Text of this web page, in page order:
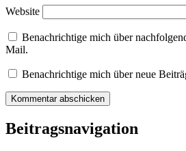
Website
Benachrichtige mich über
Mail.
Benachrichtige mich über neue
Beitragsnavigation